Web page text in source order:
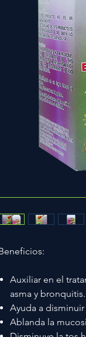
Auxiliar en el
asma y bronquitis.
Ayuda a
Ablanda la